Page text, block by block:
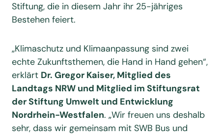
Stiftung, die in diesem Jahr ihr 25-jähriges
Bestehen feiert.
„Klimaschutz und Klimaanpassung sind zwei
echte Zukunftsthemen, die Hand in Hand gehen“,
erklärt Dr. Gregor Kaiser, Mitglied des
Landtags NRW und Mitglied im Stiftungsrat
der Stiftung Umwelt und Entwicklung
Nordrhein-Westfalen. „Wir freuen uns deshalb
sehr, dass wir gemeinsam mit SWB Bus und